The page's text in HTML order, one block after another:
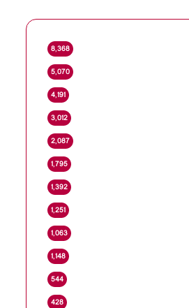
8٬368
5٬070
4٬191
3٬012
2٬087
1٬795
1٬392
1٬251
1٬063
1٬148
544
428